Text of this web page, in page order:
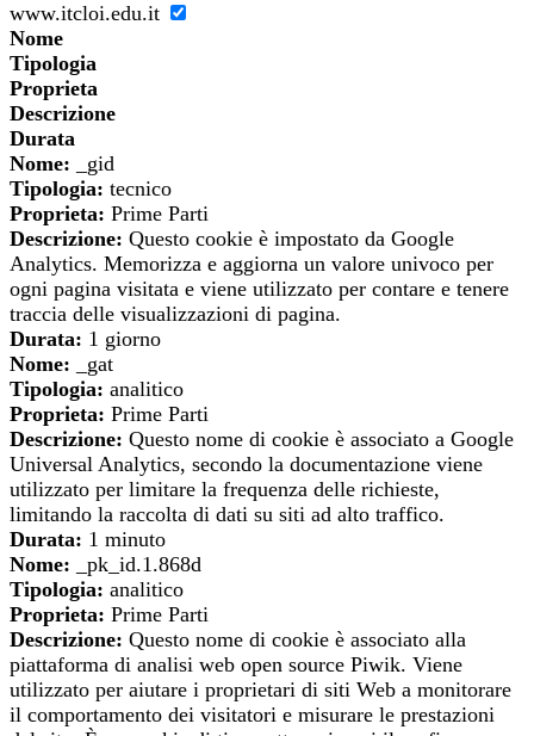
www.itcloi.edu.it
Nome
Tipologia
Proprieta
Descrizione
Durata
Nome: _gid
Tipologia: tecnico
Proprieta: Prime Parti
Descrizione: Questo cookie è impostato da Google
Analytics. Memorizza e aggiorna un valore univoco per
ogni pagina visitata e viene utilizzato per contare e tenere
traccia delle visualizzazioni di pagina.
Durata: 1 giorno
Nome: _gat
Tipologia: analitico
Proprieta: Prime Parti
Descrizione: Questo nome di cookie è associato a Google
Universal Analytics, secondo la documentazione viene
utilizzato per limitare la frequenza delle richieste,
limitando la raccolta di dati su siti ad alto traffico.
Durata: 1 minuto
Nome: _pk_id.1.868d
Tipologia: analitico
Proprieta: Prime Parti
Descrizione: Questo nome di cookie è associato alla
piattaforma di analisi web open source Piwik. Viene
utilizzato per aiutare i proprietari di siti Web a monitorare
il comportamento dei visitatori e misurare le prestazioni